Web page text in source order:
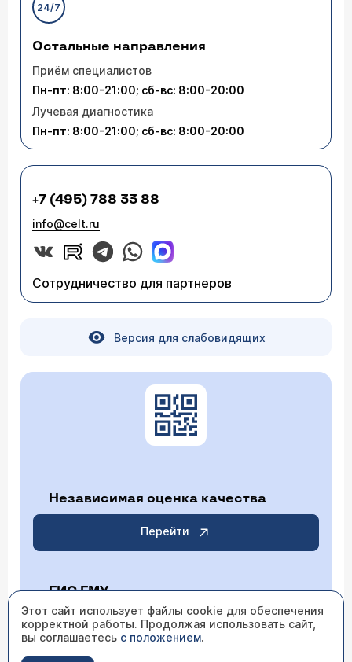
24/7
Остальные направления
Приём специалистов
Пн-пт: 8:00-21:00; сб-вс: 8:00-20:00
Лучевая диагностика
Пн-пт: 8:00-21:00; сб-вс: 8:00-20:00
+7 (495) 788 33 88
info@celt.ru
Сотрудничество для партнеров
Версия для слабовидящих
Независимая оценка качества
Перейти
ГИС ГМУ
Перейти
Этот сайт использует файлы cookie для обеспечения
корректной работы. Продолжая использовать сайт,
вы соглашаетесь с положением.